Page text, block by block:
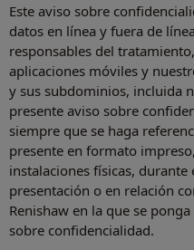
Este aviso sobre
datos en línea y fuera de
responsables del
aplicaciones móviles y
y sus subdominios, incluida
presente aviso sobre
siempre que se haga
presente en formato
instalaciones físicas,
presentación o en relación
Renishaw en la que se
sobre confidencialidad.